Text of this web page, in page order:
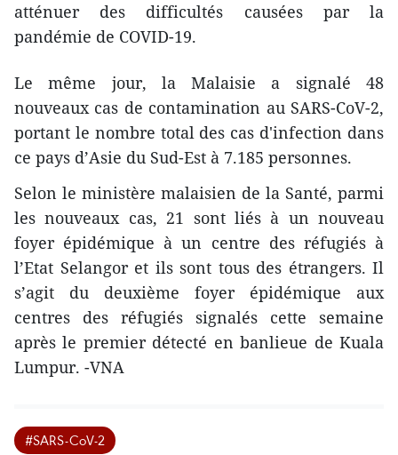
atténuer des difficultés causées par la
pandémie de COVID-19.
Le même jour, la Malaisie a signalé 48
nouveaux cas de contamination au SARS-CoV-2,
portant le nombre total des cas d'infection dans
ce pays d’Asie du Sud-Est à 7.185 personnes.
Selon le ministère malaisien de la Santé, parmi
les nouveaux cas, 21 sont liés à un nouveau
foyer épidémique à un centre des réfugiés à
l’Etat Selangor et ils sont tous des étrangers. Il
s’agit du deuxième foyer épidémique aux
centres des réfugiés signalés cette semaine
après le premier détecté en banlieue de Kuala
Lumpur. -VNA
#SARS-CoV-2